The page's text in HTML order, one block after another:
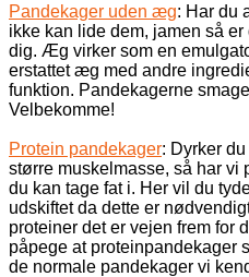
Pandekager uden æg: Har du
ikke kan lide dem, jamen så
dig. Æg virker som en
erstattet æg med andre
funktion. Pandekagerne
Velbekomme!
Protein pandekager: Dyrker
større muskelmasse, så har vi
du kan tage fat i. Her vil du
udskiftet da dette er
proteiner det er vejen frem for
påpege at proteinpandekager
de normale pandekager vi